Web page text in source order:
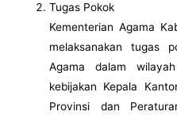
Tugas Pokok
Kementerian Agama
melaksanakan tugas
Agama dalam
kebijakan Kepala
Provinsi dan